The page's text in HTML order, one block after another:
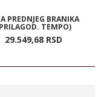
PREDNJEG BRANIKA
TEMPO)
29.549,68 RSD